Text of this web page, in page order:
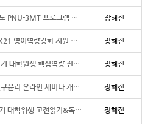
[대학원혁신] 2026학년도 PNU-3MT 프로그램 신청 안내 (7/13까지 연장) 장혜진
[언어교육원] 2026-2 BK21 영어역량강화 지원 프로그램 수강생 모집 안내 장혜진
[대학원 혁신] 2026-1학기 대학원생 핵심역량 진단 실시 장혜진
[대학원혁신] 2026년 연구윤리 온라인 세미나 개최 알림 장혜진
[대학원혁신] 2026-1학기 대학워생 고전읽기&독서토론 모집안내 장혜진